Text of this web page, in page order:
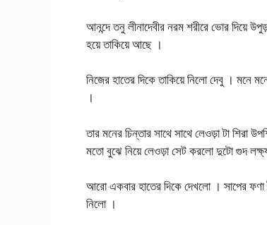
আনন্দে তনু লীনাদেবীর নরম শরীরে ভোর দিয়ে
হয়ে তাকিয়ে আছে ।
নিজের হাতের দিকে তাকিয়ে নিলো দেবু । মনে
।
তার মনের চিন্তার সাথে সাথে লেওড়া টা শিরা
মতো বুঝে নিয়ে লেওড়া সেট করলো দুটো গুদ
আরো একবার হাতের দিকে দেখলো । সাপের ফণা
নিলো ।